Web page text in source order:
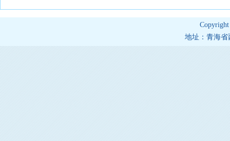
地址：青海省